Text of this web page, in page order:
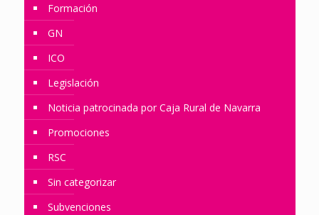
Formación
GN
ICO
Legislación
Noticia patrocinada por Caja Rural de Navarra
Promociones
RSC
Sin categorizar
Subvenciones